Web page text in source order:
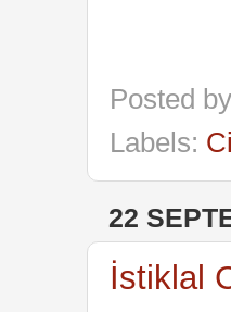
Posted
Labels:
22
İstiklal